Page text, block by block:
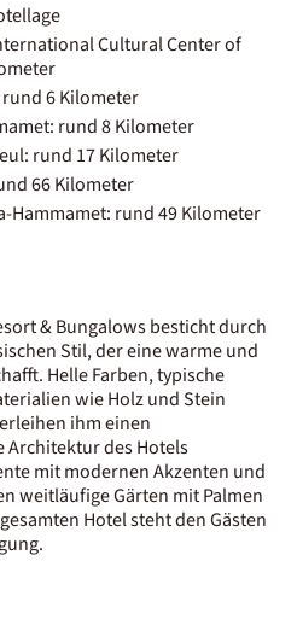
Cultural Center of
6 Kilometer
rund 8 Kilometer
rund 17 Kilometer
66 Kilometer
Hammamet: rund 49 Kilometer
& Bungalows besticht durch
Stil, der eine warme und
Helle Farben, typische
wie Holz und Stein
ihm einen
Architektur des Hotels
mit modernen Akzenten und
weitläufige Gärten mit Palmen
Hotel steht den Gästen